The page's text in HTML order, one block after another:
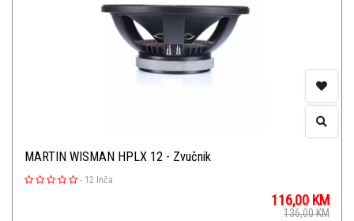
MARTIN WISMAN HPLX 12 - Zvučnik
- 12 Inča
116,00 KM
136,00KM